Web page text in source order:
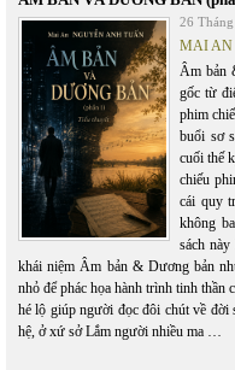
26
MAI AN
Âm bản
gốc từ
phim
buổi sơ
cuối thế
chiếu
cái quy
không
sách
khái niệm Âm bản & Dương bản
nhỏ để phác họa hành trình tinh thần
hé lộ giúp người đọc đôi chút về đời
hệ, ở xứ sở Lắm người nhiều ma …